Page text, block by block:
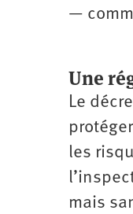
—
Une
Le
les
mais